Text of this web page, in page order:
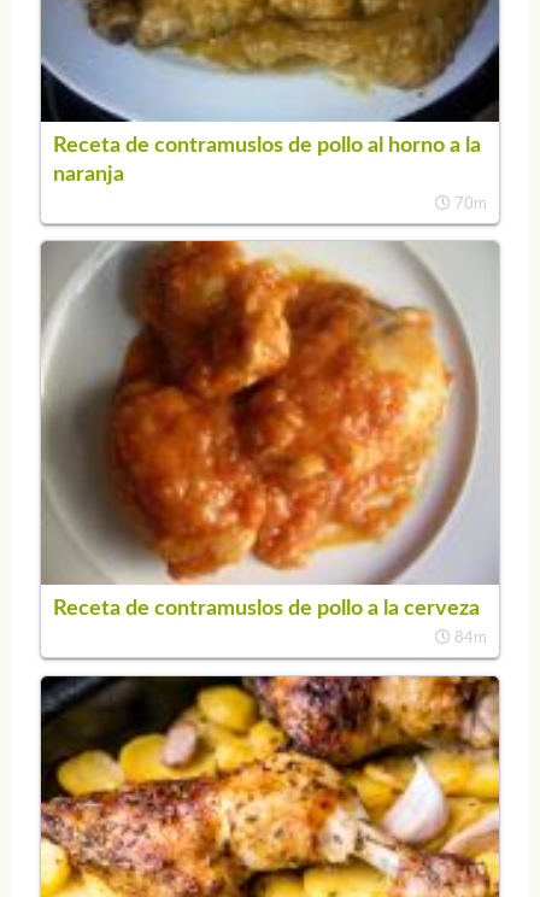
Receta de contramuslos de pollo al horno a la
naranja
70m
Receta de contramuslos de pollo a la cerveza
84m